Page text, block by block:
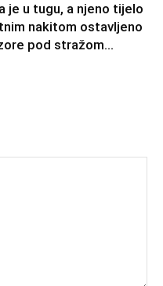
je u tugu, a njeno tijelo
nakitom ostavljeno
pod stražom...